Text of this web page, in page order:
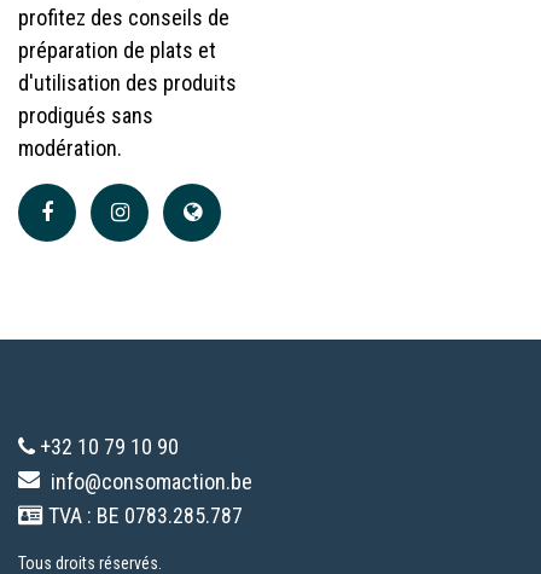
profitez des conseils de
préparation de plats et
d'utilisation des produits
prodigués sans
modération.
+32 10 79 10 90
info@consomaction.be
TVA : BE 0783.285.787
Tous droits réservés.